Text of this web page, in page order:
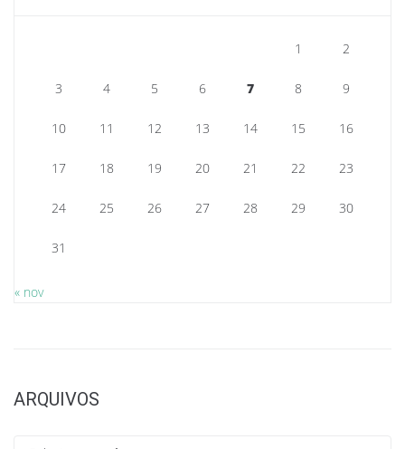
1 2
3 4 5 6 7 8 9
10 11 12 13 14 15 16
17 18 19 20 21 22 23
24 25 26 27 28 29 30
31
« nov
ARQUIVOS